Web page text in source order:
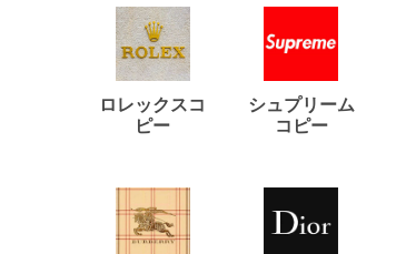
ロレックスコ
ピー
シュプリーム
コピー